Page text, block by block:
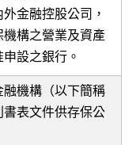
金融控股公司，
構之營業及資產
設之銀行。
機構（以下簡稱
表文件供存保公